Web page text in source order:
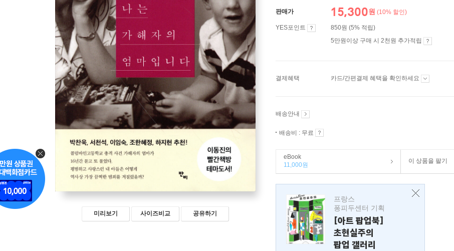
미리보기 사이즈비교 공유하기
판매가 15,300원 (10% 할인)
YES포인트
850원 (5% 적립)
5만원이상 구매 시 2천원 추가적립
결제혜택 카드/간편결제 혜택을 확인하세요
배송안내
배송비 : 무료
eBook
11,000원
이 상품을 팔기
프랑스
퐁피두센터 기획
[아트 팝업북]
초현실주의
팝업 갤러리